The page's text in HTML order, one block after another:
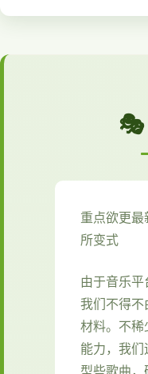
重点欲更
所变式
由于音乐平
我们不得
材料。不
能力，我